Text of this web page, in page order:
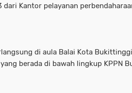
dari Kantor pelayanan
di aula Balai Kota
berada di bawah lingkup KPPN